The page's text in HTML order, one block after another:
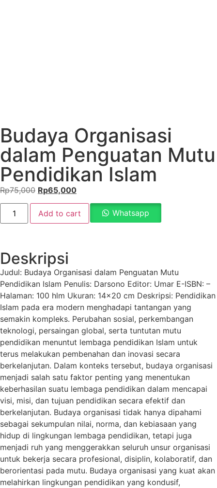
Budaya Organisasi
dalam Penguatan Mutu
Pendidikan Islam
Rp75,000 Rp65,000
Add to cart Whatsapp
Deskripsi
Judul: Budaya Organisasi dalam Penguatan Mutu
Pendidikan Islam Penulis: Darsono Editor: Umar E-ISBN: –
Halaman: 100 hlm Ukuran: 14×20 cm Deskripsi: Pendidikan
Islam pada era modern menghadapi tantangan yang
semakin kompleks. Perubahan sosial, perkembangan
teknologi, persaingan global, serta tuntutan mutu
pendidikan menuntut lembaga pendidikan Islam untuk
terus melakukan pembenahan dan inovasi secara
berkelanjutan. Dalam konteks tersebut, budaya organisasi
menjadi salah satu faktor penting yang menentukan
keberhasilan suatu lembaga pendidikan dalam mencapai
visi, misi, dan tujuan pendidikan secara efektif dan
berkelanjutan. Budaya organisasi tidak hanya dipahami
sebagai sekumpulan nilai, norma, dan kebiasaan yang
hidup di lingkungan lembaga pendidikan, tetapi juga
menjadi ruh yang menggerakkan seluruh unsur organisasi
untuk bekerja secara profesional, disiplin, kolaboratif, dan
berorientasi pada mutu. Budaya organisasi yang kuat akan
melahirkan lingkungan pendidikan yang kondusif,